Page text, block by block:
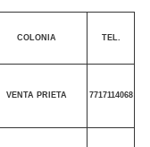
COLONIA TEL.
VENTA PRIETA 7717114068